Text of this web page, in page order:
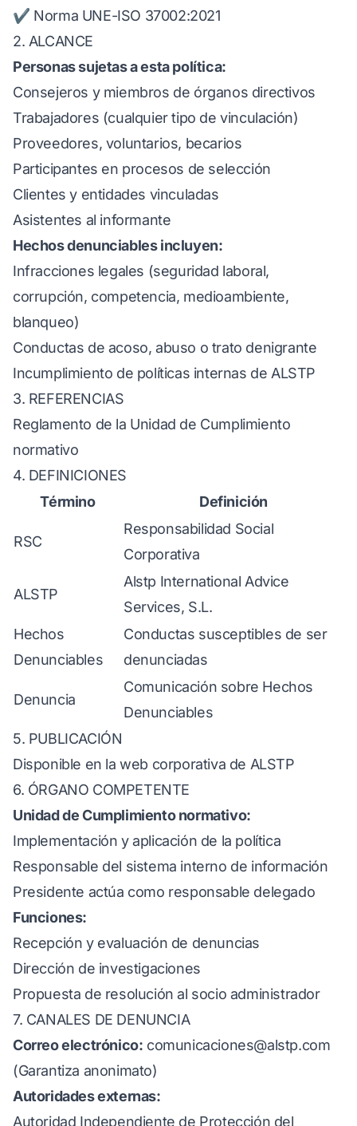
✔ Norma UNE-ISO 37002:2021
2. ALCANCE
Personas sujetas a esta política:
Consejeros y miembros de órganos directivos
Trabajadores (cualquier tipo de vinculación)
Proveedores, voluntarios, becarios
Participantes en procesos de selección
Clientes y entidades vinculadas
Asistentes al informante
Hechos denunciables incluyen:
Infracciones legales (seguridad laboral,
corrupción, competencia, medioambiente,
blanqueo)
Conductas de acoso, abuso o trato denigrante
Incumplimiento de políticas internas de ALSTP
3. REFERENCIAS
Reglamento de la Unidad de Cumplimiento
normativo
4. DEFINICIONES
Término
Definición
RSC
Responsabilidad Social
Corporativa
ALSTP
Alstp International Advice
Services, S.L.
Hechos
Denunciables
Conductas susceptibles de ser
denunciadas
Denuncia
Comunicación sobre Hechos
Denunciables
5. PUBLICACIÓN
Disponible en la web corporativa de ALSTP
6. ÓRGANO COMPETENTE
Unidad de Cumplimiento normativo:
Implementación y aplicación de la política
Responsable del sistema interno de información
Presidente actúa como responsable delegado
Funciones:
Recepción y evaluación de denuncias
Dirección de investigaciones
Propuesta de resolución al socio administrador
7. CANALES DE DENUNCIA
Correo electrónico: comunicaciones@alstp.com
(Garantiza anonimato)
Autoridades externas:
Autoridad Independiente de Protección del